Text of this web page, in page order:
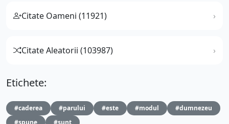
Citate Oameni (11921)
Citate Aleatorii (103987)
Etichete:
#caderea #parului #este #modul
#dumnezeu
#spune
#sunt